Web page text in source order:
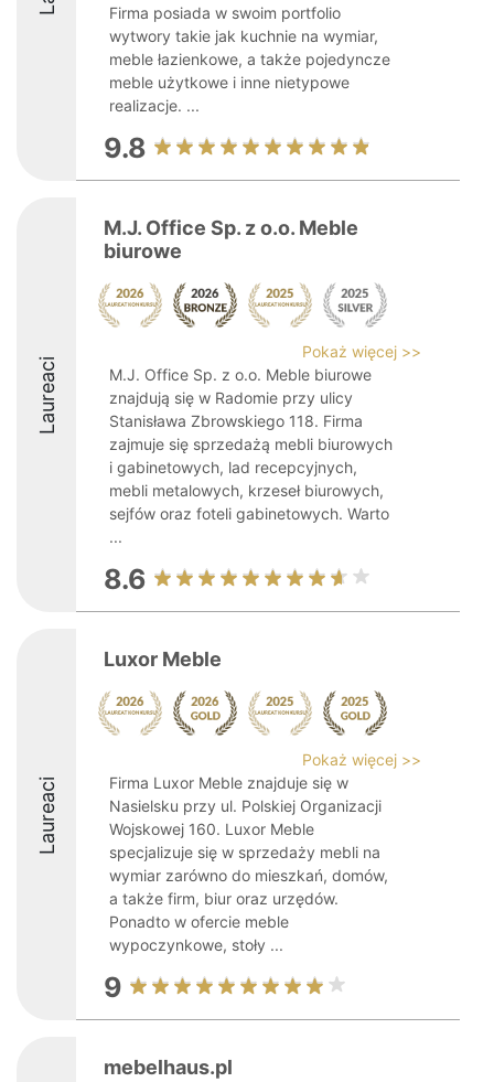
Firma posiada w swoim portfolio
wytwory takie jak kuchnie na wymiar,
meble łazienkowe, a także pojedyncze
meble użytkowe i inne nietypowe
realizacje. ...
9.8
Laureaci
M.J. Office Sp. z o.o. Meble
biurowe
Pokaż więcej >>
M.J. Office Sp. z o.o. Meble biurowe
znajdują się w Radomie przy ulicy
Stanisława Zbrowskiego 118. Firma
zajmuje się sprzedażą mebli biurowych
i gabinetowych, lad recepcyjnych,
mebli metalowych, krzeseł biurowych,
sejfów oraz foteli gabinetowych. Warto
...
8.6
Laureaci
Luxor Meble
Pokaż więcej >>
Firma Luxor Meble znajduje się w
Nasielsku przy ul. Polskiej Organizacji
Wojskowej 160. Luxor Meble
specjalizuje się w sprzedaży mebli na
wymiar zarówno do mieszkań, domów,
a także firm, biur oraz urzędów.
Ponadto w ofercie meble
wypoczynkowe, stoły ...
9
mebelhaus.pl